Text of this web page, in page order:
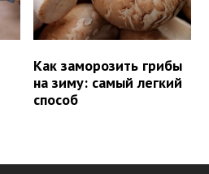
Как заморозить грибы
на зиму: самый легкий
способ